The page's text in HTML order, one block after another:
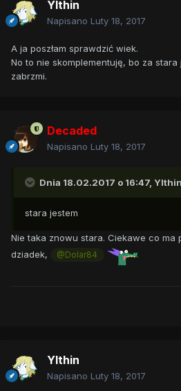
Ylthin
Napisano Luty 18, 2017
A ja poszłam sprawdzić wiek.
No to nie skomplementuję, bo za stara
zabrzmi.
Decaded
Napisano Luty 18, 2017
Dnia 18.02.2017 o 16:47,
stara jestem
Nie taka znowu stara. Ciekawe co ma
dziadek,
@Dolar84
Ylthin
Napisano Luty 18, 2017